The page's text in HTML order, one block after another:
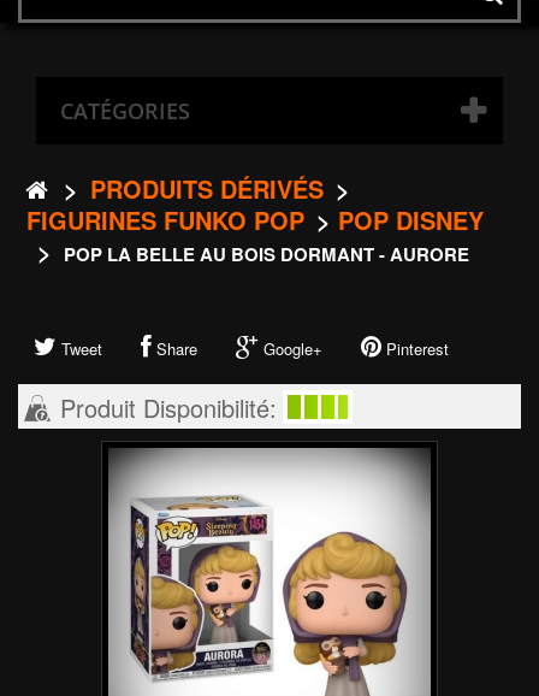
produit
CATÉGORIES
> PRODUITS DÉRIVÉS >
FIGURINES FUNKO POP > POP DISNEY
> POP LA BELLE AU BOIS DORMANT - AURORE
Tweet Share Google+ Pinterest
Produit Disponibilité: